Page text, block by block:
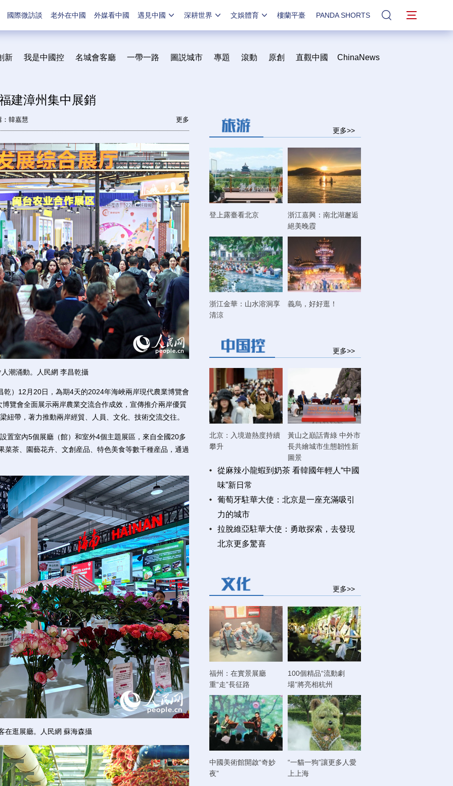
國際微訪談 老外在中國 外媒看中國 遇見中國 深耕世界 文娛體育 樓蘭平臺 PANDA SHORTS 站內搜索
新 我是中國控 名城會客廳 一帶一路 圖説城市 專題 滾動 原創 直觀中國 ChinaNews
建漳州集中展銷
：韓嘉慧 更多
涌動。人民網 李昌乾攝
12月20日，為期4天的2024年海峽兩岸現代農業博覽會
覽會全面展示兩岸農業交流合作成效，宣傳推介兩岸優質
紐帶，著力推動兩岸經貿、人員、文化、技術交流交往。
室內5個展廳（館）和室外4個主題展區，來自全國20多
菜茶、園藝花卉、文創産品、特色美食等數千種産品，通過
逛展廳。人民網 蘇海森攝
更多>>
登上露臺看北京
浙江嘉興：南北湖邂逅
絕美晚霞
浙江金華：山水溶洞享
清涼
義烏，好好逛！
更多>>
北京：入境遊熱度持續
攀升
黃山之巔話青綠 中外市
長共繪城市生態韌性新
圖景
從麻辣小龍蝦到奶茶 看韓國年輕人“中國
味”新日常
葡萄牙駐華大使：北京是一座充滿吸引
力的城市
拉脫維亞駐華大使：勇敢探索，去發現
北京更多驚喜
更多>>
福州：在實景展廳
重“走”長征路
100個精品“流動劇
場”將亮相杭州
中國美術館開啟“奇妙
夜”
“一貓一狗”讓更多人愛
上上海